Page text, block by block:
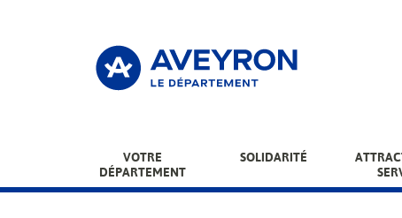
Main
menu
VOTRE
DÉPARTEMENT
SOLIDARITÉ